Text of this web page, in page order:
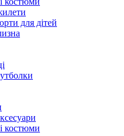
для дітей
костюми